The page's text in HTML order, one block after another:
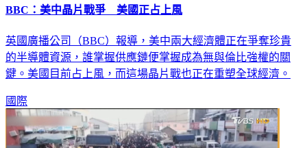
BBC：美中晶片戰爭 美國正占上風
英國廣播公司（BBC）報導，美中兩大經濟體正在爭奪珍貴
的半導體資源，誰掌握供應鏈便掌握成為無與倫比強權的關
鍵。美國目前占上風，而這場晶片戰也正在重塑全球經濟。
國際